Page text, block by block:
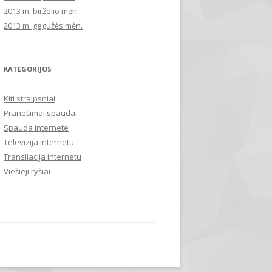
2013 m. birželio mėn.
2013 m. gegužės mėn.
KATEGORIJOS
Kiti straipsniai
Pranešimai spaudai
Spauda internete
Televizija internetu
Transliacija internetu
Viešieji ryšiai